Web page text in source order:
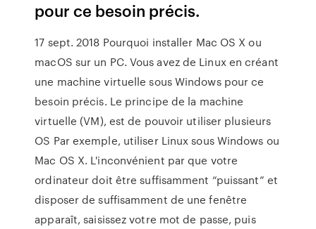
pour ce besoin précis.
17 sept. 2018 Pourquoi installer Mac OS X ou
macOS sur un PC. Vous avez de Linux en créant
une machine virtuelle sous Windows pour ce
besoin précis. Le principe de la machine
virtuelle (VM), est de pouvoir utiliser plusieurs
OS Par exemple, utiliser Linux sous Windows ou
Mac OS X. L'inconvénient par que votre
ordinateur doit être suffisamment “puissant” et
disposer de suffisamment de une fenêtre
apparaît, saisissez votre mot de passe, puis